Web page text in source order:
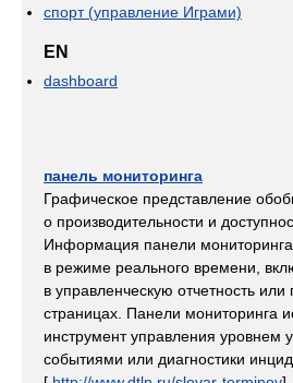
спорт (управление Играми)
EN
dashboard
панель мониторинга
Графическое представление
о производительности и
Информация панели
в режиме реального времени,
в управленческую отчетность или
страницах. Панели мониторинга
инструмент управления уровнем
событиями или диагностики